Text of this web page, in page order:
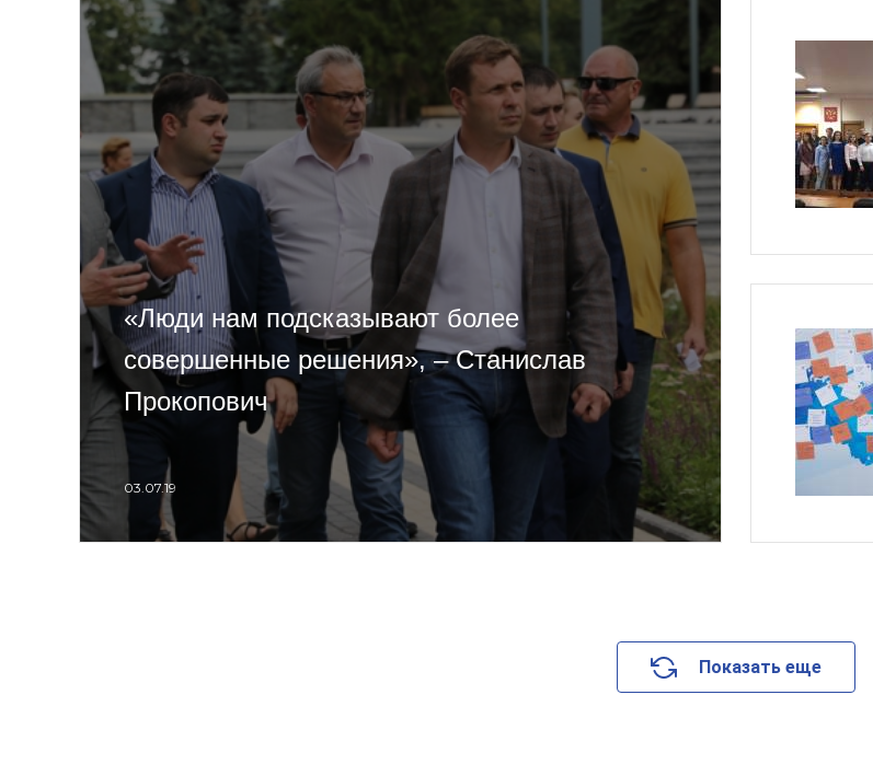
«Люди нам подсказывают более
совершенные решения», – Станислав
Прокопович
03.07.19
Показать еще